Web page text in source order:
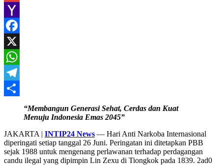
Gmail
Yahoo
Mail
Facebook
X
WhatsApp
Telegram
“Membangun Generasi Sehat, Cerdas dan Kuat
Menuju Indonesia Emas 2045”
JAKARTA | INTIP24 News — Hari Anti Narkoba Internasional
diperingati setiap tanggal 26 Juni. Peringatan ini ditetapkan PBB
sejak 1988 untuk mengenang perlawanan terhadap perdagangan
candu ilegal yang dipimpin Lin Zexu di Tiongkok pada 1839. 2ad0